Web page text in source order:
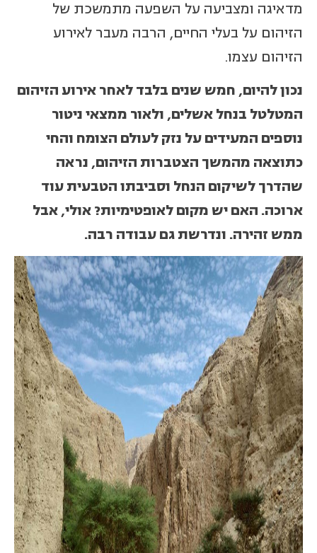
מדאיגה ומצביעה על השפעה מתמשכת של
הזיהום על בעלי החיים, הרבה מעבר לאירוע
הזיהום עצמו.
נכון להיום, חמש שנים בלבד לאחר אירוע הזיהום
המטלטל בנחל אשלים, ולאור ממצאי ניטור
נוספים המעידים על נזק לעולם הצומח והחי
כתוצאה מהמשך הצטברות הזיהום, נראה
שהדרך לשיקום הנחל וסביבתו הטבעית עוד
ארוכה. האם יש מקום לאופטימיות? אולי, אבל
ממש זהירה. ונדרשת גם עבודה רבה.